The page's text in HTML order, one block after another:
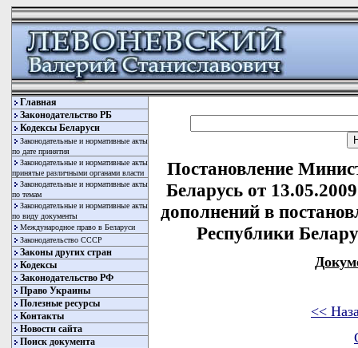
Главная
Законодательство РБ
Кодексы Беларуси
Законодательные и нормативные акты
по дате принятия
Законодательные и нормативные акты
принятые различными органами власти
Законодательные и нормативные акты
по темам
Законодательные и нормативные акты
по виду документы
Международное право в Беларуси
Законодательство СССР
Законы других стран
Кодексы
Законодательство РФ
Право Украины
Полезные ресурсы
Контакты
Новости сайта
Поиск документа
Постановление
Беларусь от
дополнений в
Республики
<<